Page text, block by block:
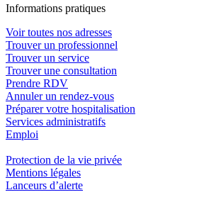
Informations pratiques
Voir toutes nos adresses
Trouver un professionnel
Trouver un service
Trouver une consultation
Prendre RDV
Annuler un rendez-vous
Préparer votre hospitalisation
Services administratifs
Emploi​
Protection de la vie privée
Mentions légales
Lanceurs d’alerte